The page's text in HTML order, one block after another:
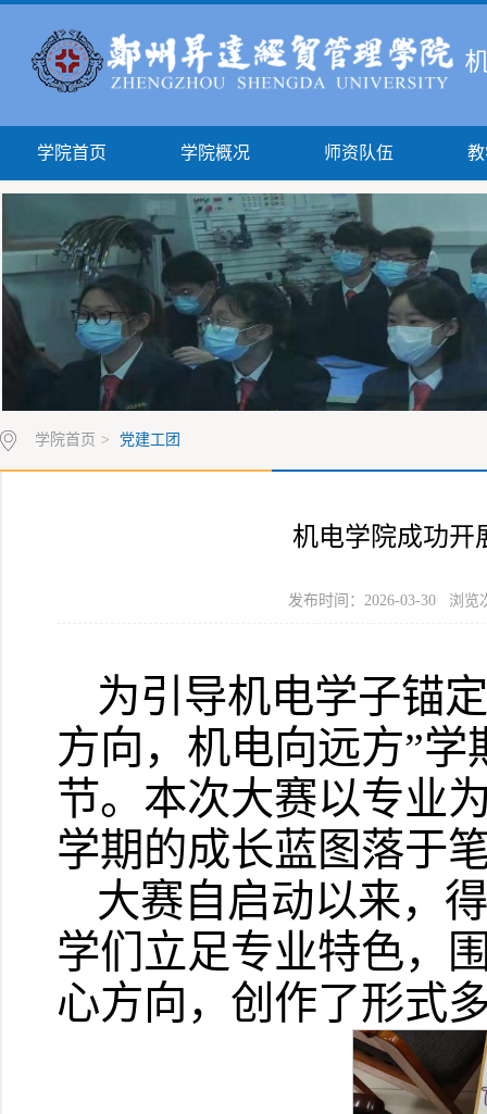
学院首页 学院概况 师资队伍
学院首页 > 党建工团
机电学院成功开
发布时间：2026-03-30 浏览
为引导机电学子锚
方向，机电向远方”
节。本次大赛以专业
学期的成长蓝图落于
大赛自启动以来，
学们立足专业特色，
心方向，创作了形式